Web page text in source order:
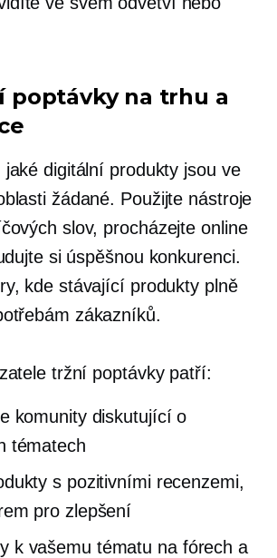
poptávky na trhu a
jaké digitální produkty jsou ve
žádané. Použijte nástroje
slov, procházejte online
si úspěšnou konkurenci.
kde stávající produkty plně
zákazníků.
tržní poptávky patří:
komunity diskutující o
tématech
s pozitivními recenzemi,
pro zlepšení
k vašemu tématu na fórech a